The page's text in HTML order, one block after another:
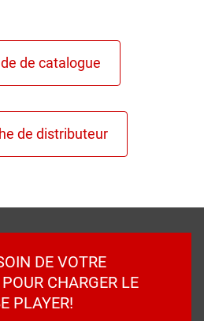
DE VOTRE
CHARGER LE
PLAYER!